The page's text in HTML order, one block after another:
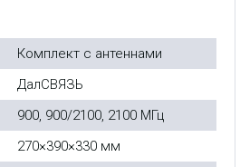
Комплект с антеннами
ДалСВЯЗЬ
900, 900/2100, 2100 МГц
270×390×330 мм